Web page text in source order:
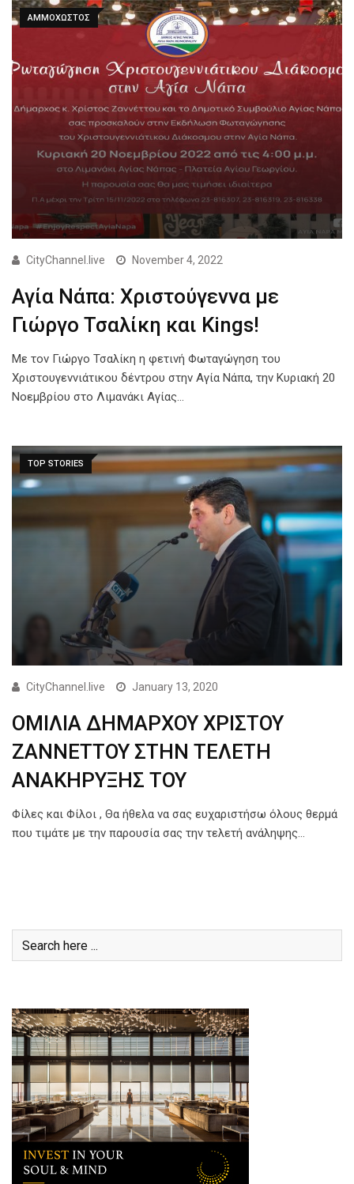
ΑΜΜΟΧΩΣΤΟΣ
CityChannel.live November 4, 2022
Αγία Νάπα: Χριστούγεννα με
Γιώργο Τσαλίκη και Κings!
Με τον Γιώργο Τσαλίκη η φετινή Φωταγώγηση του
Χριστουγεννιάτικου δέντρου στην Αγία Νάπα, την Κυριακή 20
Νοεμβρίου στο Λιμανάκι Αγίας…
TOP STORIES
CityChannel.live January 13, 2020
ΟΜΙΛΙΑ ΔΗΜΑΡΧΟΥ ΧΡIΣΤΟΥ
ΖΑΝΝΕΤΤΟΥ ΣΤΗΝ ΤΕΛΕΤΗ
ΑΝΑΚΗΡΥΞΗΣ ΤΟΥ
Φίλες και Φίλοι , Θα ήθελα να σας ευχαριστήσω όλους θερμά
που τιμάτε με την παρουσία σας την τελετή ανάληψης…